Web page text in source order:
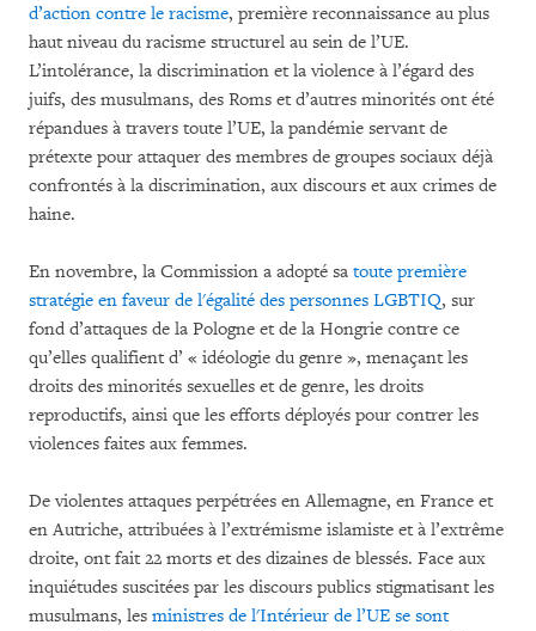
d’action contre le racisme, première reconnaissance au plus
haut niveau du racisme structurel au sein de l’UE.
L’intolérance, la discrimination et la violence à l’égard des
juifs, des musulmans, des Roms et d’autres minorités ont été
répandues à travers toute l’UE, la pandémie servant de
prétexte pour attaquer des membres de groupes sociaux déjà
confrontés à la discrimination, aux discours et aux crimes de
haine.
En novembre, la Commission a adopté sa toute première
stratégie en faveur de l'égalité des personnes LGBTIQ, sur
fond d’attaques de la Pologne et de la Hongrie contre ce
qu’elles qualifient d’ « idéologie du genre », menaçant les
droits des minorités sexuelles et de genre, les droits
reproductifs, ainsi que les efforts déployés pour contrer les
violences faites aux femmes.
De violentes attaques perpétrées en Allemagne, en France et
en Autriche, attribuées à l’extrémisme islamiste et à l’extrême
droite, ont fait 22 morts et des dizaines de blessés. Face aux
inquiétudes suscitées par les discours publics stigmatisant les
musulmans, les ministres de l'Intérieur de l’UE se sont